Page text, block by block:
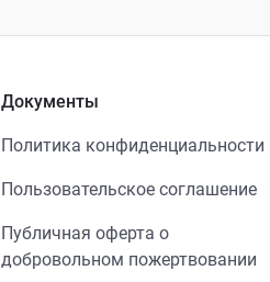
Документы
Политика конфиденциальности
Пользовательское соглашение
Публичная оферта о
добровольном пожертвовании